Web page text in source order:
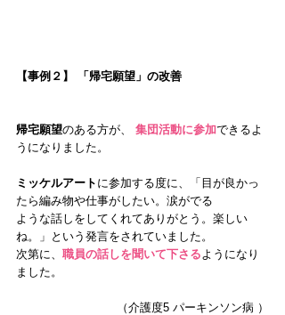
【事例２】 「帰宅願望」の改善
帰宅願望のある方が、 集団活動に参加できるよ
うになりました。
ミッケルアート に参加する度に、「目が良かっ
たら編み物や仕事がしたい。涙がでる
ような話しをしてくれてありがとう。楽しい
ね。」という発言をされていました。
次第に、 職員の話しを聞いて下さる ようになり
ました。
（介護度5 パーキンソン病 ）